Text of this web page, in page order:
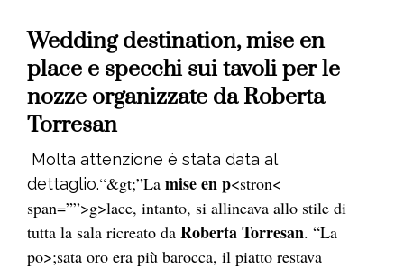
Wedding destination, mise en
place e specchi sui tavoli per le
nozze organizzate da Roberta
Torresan
Molta attenzione è stata data al
dettaglio.“&gt;”La miseen p<stron<
span=””>g>lace, intanto, si allineava allo stile di
tutta la sala ricreato da Roberta Torresan. “La
po>;sata oro era più barocca, il piatto restava